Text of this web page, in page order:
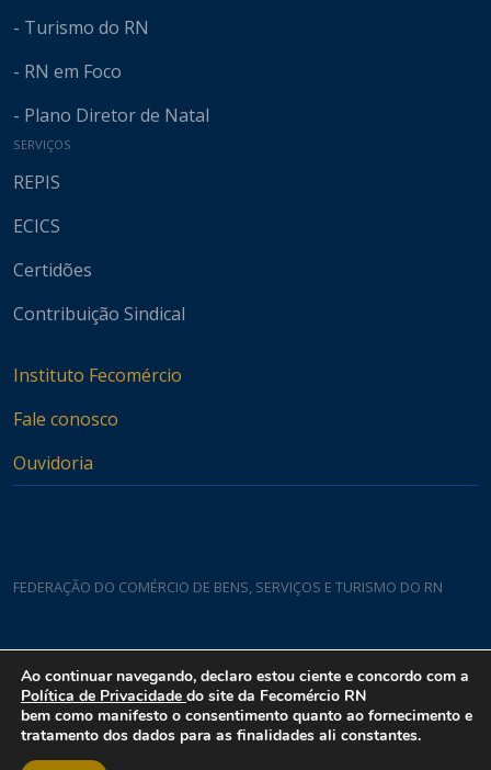
- Turismo do RN
- RN em Foco
- Plano Diretor de Natal
SERVIÇOS
REPIS
ECICS
Certidões
Contribuição Sindical
Instituto Fecomércio
Fale conosco
Ouvidoria
FEDERAÇÃO DO COMÉRCIO DE BENS, SERVIÇOS E TURISMO DO RN
Rua Padre João Damasceno, 1935 - Lagoa Nova CEP 59075-760
Ao continuar navegando, declaro estou ciente e concordo com a
Política de Privacidade do site da Fecomércio RN
bem como manifesto o consentimento quanto ao fornecimento e
tratamento dos dados para as finalidades ali constantes.